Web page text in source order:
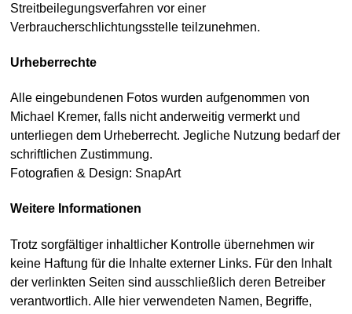
Streitbeilegungsverfahren vor einer
Verbraucherschlichtungsstelle teilzunehmen.
Urheberrechte
Alle eingebundenen Fotos wurden aufgenommen von
Michael Kremer, falls nicht anderweitig vermerkt und
unterliegen dem Urheberrecht. Jegliche Nutzung bedarf der
schriftlichen Zustimmung.
Fotografien & Design: SnapArt
Weitere Informationen
Trotz sorgfältiger inhaltlicher Kontrolle übernehmen wir
keine Haftung für die Inhalte externer Links. Für den Inhalt
der verlinkten Seiten sind ausschließlich deren Betreiber
verantwortlich. Alle hier verwendeten Namen, Begriffe,